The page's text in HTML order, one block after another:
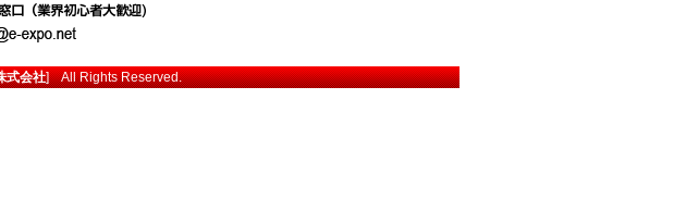
式会社] All Rights Reserved.